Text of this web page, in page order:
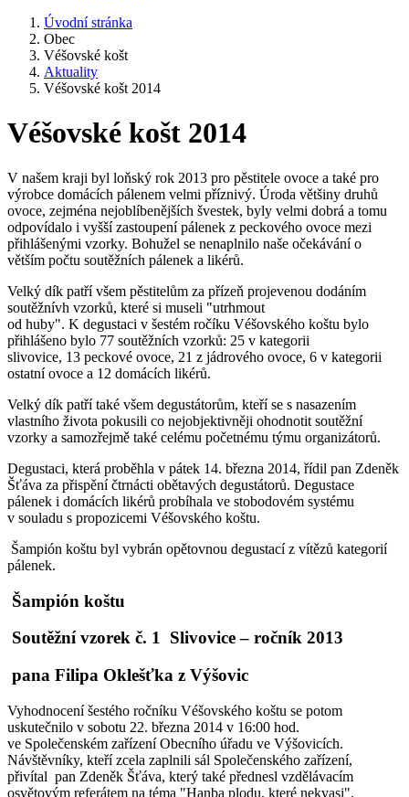
Úvodní stránka
Obec
Véšovské košt
Aktuality
Véšovské košt 2014
Véšovské košt 2014
V našem kraji byl loňský rok 2013 pro pěstitele ovoce a také pro
výrobce domácích pálenem velmi příznivý. Úroda většiny druhů
ovoce, zejména nejoblíbenějších švestek, byly velmi dobrá a tomu
odpovídalo i vyšší zastoupení pálenek z peckového ovoce mezi
přihlášenými vzorky. Bohužel se nenaplnilo naše očekávání o
větším počtu soutěžních pálenek a likérů.
Velký dík patří všem pěstitelům za přízeň projevenou dodáním
soutěžnívh vzorků, které si museli "utrhmout
od huby". K degustaci v šestém ročíku Véšovského koštu bylo
přihlášeno bylo 77 soutěžních vzorků: 25 v kategorii
slivovice, 13 peckové ovoce, 21 z jádrového ovoce, 6 v kategorii
ostatní ovoce a 12 domácích likérů.
Velký dík patří také všem degustátorům, kteří se s nasazením
vlastního života pokusili co nejobjektivněji ohodnotit soutěžní
vzorky a samozřejmě také celému početnému týmu organizátorů.
Degustaci, která proběhla v pátek 14. března 2014, řídil pan Zdeněk
Šťáva za přispění čtrnácti obětavých degustátorů. Degustace
pálenek i domácích likérů probíhala ve stobodovém systému
v souladu s propozicemi Véšovského koštu.
Šampión koštu byl vybrán opětovnou degustací z vítězů kategorií
pálenek.
Šampión koštu
Soutěžní vzorek č. 1 Slivovice – ročník 2013
pana Filipa Oklešťka z Výšovic
Vyhodnocení šestého ročníku Véšovského koštu se potom
uskutečnilo v sobotu 22. března 2014 v 16:00 hod.
ve Společenském zařízení Obecního úřadu ve Výšovicích.
Návštěvníky, kteří zcela zaplnili sál Společenského zařízení,
přivítal pan Zdeněk Šťáva, který také přednesl vzdělávacím
osvětovým referátem na téma "Hanba plodu, které nekvasi".